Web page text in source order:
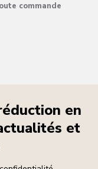
commande
en
et